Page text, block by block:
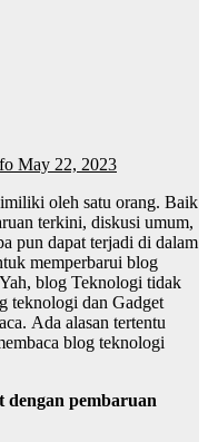
May 22, 2023
terkini, diskusi umum,
pun dapat terjadi di dalam
memperbarui blog
blog Teknologi tidak
teknologi dan Gadget
Ada alasan tertentu
blog teknologi
dengan pembaruan